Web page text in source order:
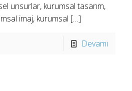
unsurlar, kurumsal tasarım,
imaj, kurumsal […]
Devamı